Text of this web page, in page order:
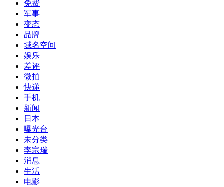
免费
军事
变态
品牌
域名空间
娱乐
差评
微拍
快递
手机
新闻
日本
曝光台
未分类
李宗瑞
消息
生活
电影